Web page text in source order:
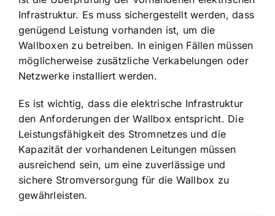
Infrastruktur. Es muss sichergestellt werden, dass
genügend Leistung vorhanden ist, um die
Wallboxen zu betreiben. In einigen Fällen müssen
möglicherweise zusätzliche Verkabelungen oder
Netzwerke installiert werden.
Es ist wichtig, dass die elektrische Infrastruktur
den Anforderungen der Wallbox entspricht. Die
Leistungsfähigkeit des Stromnetzes und die
Kapazität der vorhandenen Leitungen müssen
ausreichend sein, um eine zuverlässige und
sichere Stromversorgung für die Wallbox zu
gewährleisten.